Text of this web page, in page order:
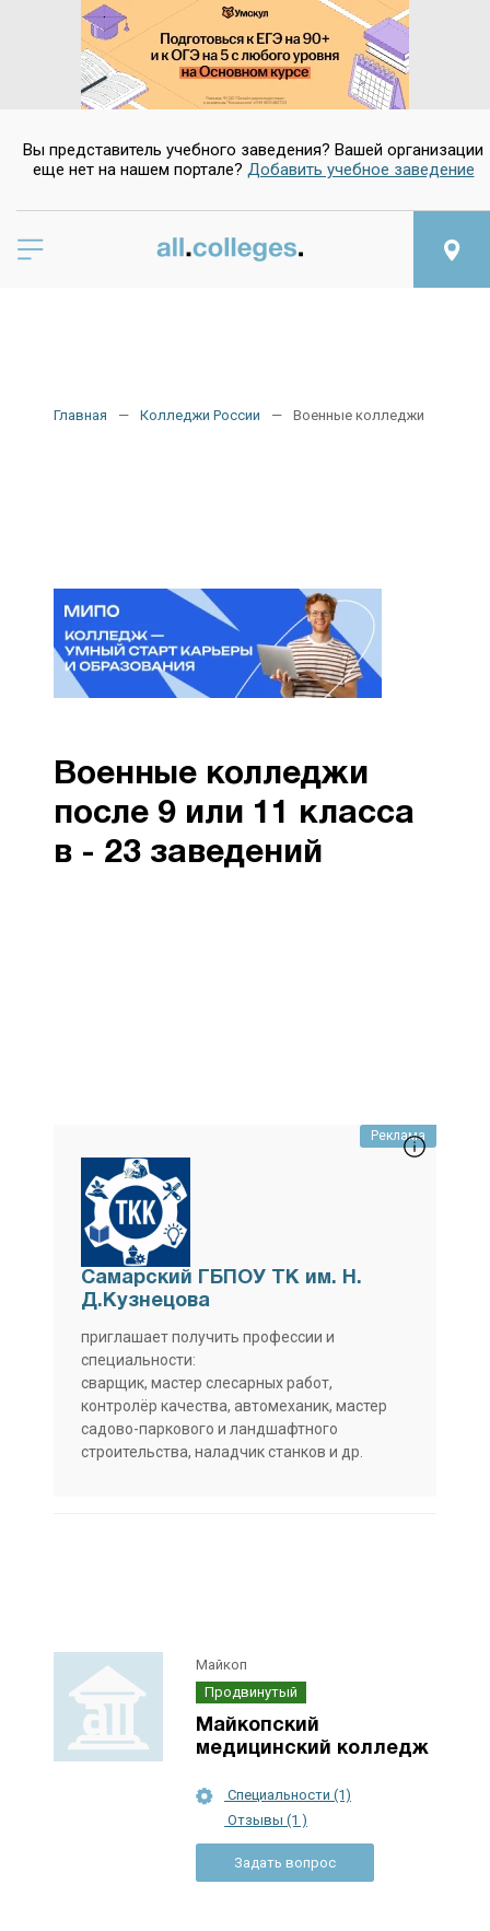
Вы представитель учебного заведения? Вашей организации
еще нет на нашем портале? Добавить учебное заведение
Главная Колледжи России Военные колледжи
Военные колледжи
после 9 или 11 класса
в - 23 заведений
Реклама
Самарский ГБПОУ ТК им. Н.
Д.Кузнецова
приглашает получить профессии и
специальности:
сварщик, мастер слесарных работ,
контролёр качества, автомеханик, мастер
садово-паркового и ландшафтного
строительства, наладчик станков и др.
Майкоп
Продвинутый
Майкопский
медицинский колледж
Специальности (1)
Отзывы (1 )
Задать вопрос